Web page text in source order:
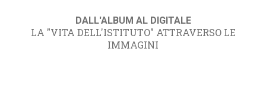
DALL'ALBUM AL DIGITALE
LA "VITA DELL'ISTITUTO" ATTRAVERSO LE
IMMAGINI